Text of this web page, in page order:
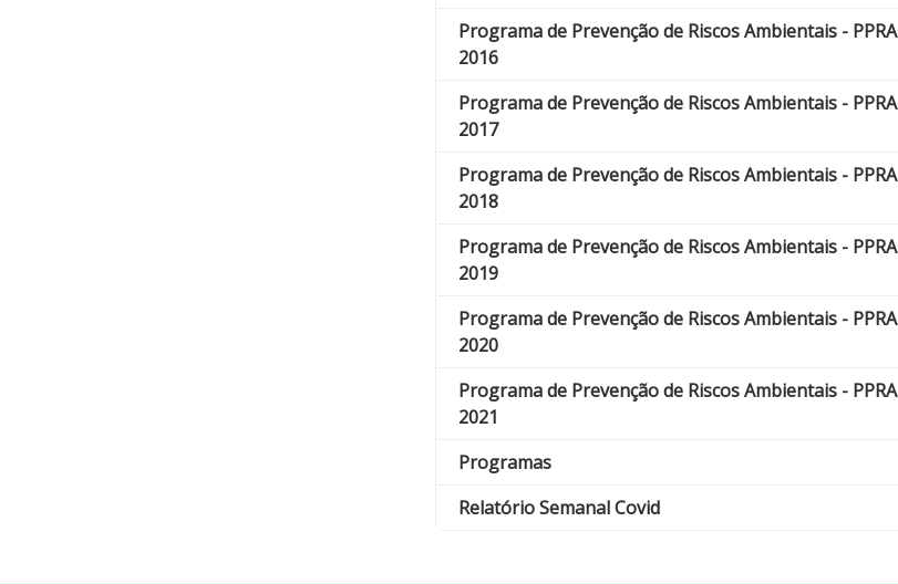
Programa de Prevenção de Riscos Ambientais - PPRA
2016
Programa de Prevenção de Riscos Ambientais - PPRA
2017
Programa de Prevenção de Riscos Ambientais - PPRA
2018
Programa de Prevenção de Riscos Ambientais - PPRA
2019
Programa de Prevenção de Riscos Ambientais - PPRA
2020
Programa de Prevenção de Riscos Ambientais - PPRA
2021
Programas
Relatório Semanal Covid